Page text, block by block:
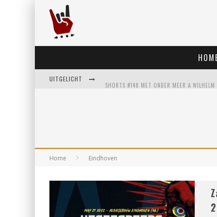
UITGELICHT
Home Eindhoven